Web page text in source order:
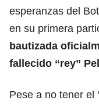
esperanzas del
en su primera
bautizada
fallecido “rey”
Pese a no tener el